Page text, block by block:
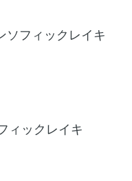
ソフィックレイキ
ィックレイキ